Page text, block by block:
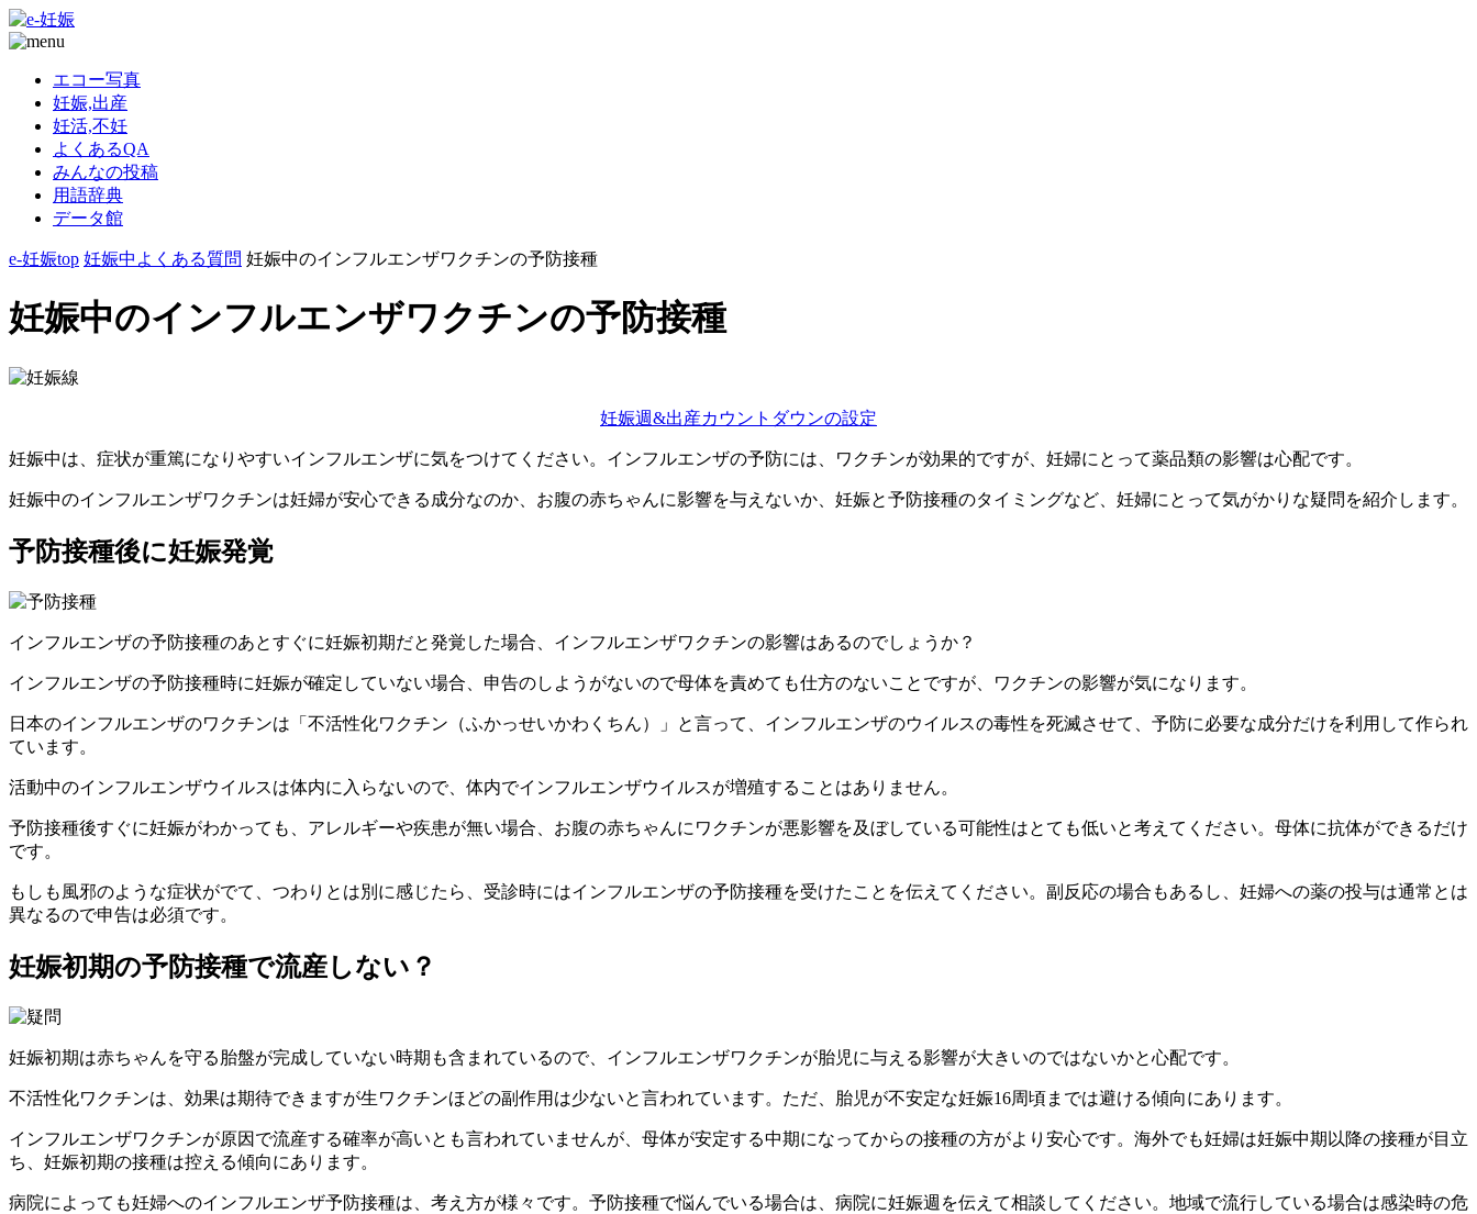
エコー写真
妊娠,出産
妊活,不妊
よくあるQA
みんなの投稿
用語辞典
データ館
e-妊娠top 妊娠中よくある質問 妊娠中のインフルエンザワクチンの予防接種
妊娠中のインフルエンザワクチンの予防接種
妊娠週&出産カウントダウンの設定
妊娠中は、症状が重篤になりやすいインフルエンザに気をつけてください。インフルエンザの予防には、ワクチンが効果的ですが、妊婦にとって薬品類の影響は心配です。
妊娠中のインフルエンザワクチンは妊婦が安心できる成分なのか、お腹の赤ちゃんに影響を与えないか、妊娠と予防接種のタイミングなど、妊婦にとって気がかりな疑問を紹介します。
予防接種後に妊娠発覚
インフルエンザの予防接種のあとすぐに妊娠初期だと発覚した場合、インフルエンザワクチンの影響はあるのでしょうか？
インフルエンザの予防接種時に妊娠が確定していない場合、申告のしようがないので母体を責めても仕方のないことですが、ワクチンの影響が気になります。
日本のインフルエンザのワクチンは「不活性化ワクチン（ふかっせいかわくちん）」と言って、インフルエンザのウイルスの毒性を死滅させて、予防に必要な成分だけを利用して作られ
ています。
活動中のインフルエンザウイルスは体内に入らないので、体内でインフルエンザウイルスが増殖することはありません。
予防接種後すぐに妊娠がわかっても、アレルギーや疾患が無い場合、お腹の赤ちゃんにワクチンが悪影響を及ぼしている可能性はとても低いと考えてください。母体に抗体ができるだけ
です。
もしも風邪のような症状がでて、つわりとは別に感じたら、受診時にはインフルエンザの予防接種を受けたことを伝えてください。副反応の場合もあるし、妊婦への薬の投与は通常とは
異なるので申告は必須です。
妊娠初期の予防接種で流産しない？
妊娠初期は赤ちゃんを守る胎盤が完成していない時期も含まれているので、インフルエンザワクチンが胎児に与える影響が大きいのではないかと心配です。
不活性化ワクチンは、効果は期待できますが生ワクチンほどの副作用は少ないと言われています。ただ、胎児が不安定な妊娠16周頃までは避ける傾向にあります。
インフルエンザワクチンが原因で流産する確率が高いとも言われていませんが、母体が安定する中期になってからの接種の方がより安心です。海外でも妊婦は妊娠中期以降の接種が目立
ち、妊娠初期の接種は控える傾向にあります。
病院によっても妊婦へのインフルエンザ予防接種は、考え方が様々です。予防接種で悩んでいる場合は、病院に妊娠週を伝えて相談してください。地域で流行している場合は感染時の危